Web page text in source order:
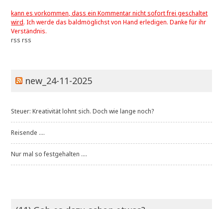
kann es vorkommen, dass ein Kommentar nicht sofort frei geschaltet
wird. Ich werde das baldmöglichst von Hand erledigen. Danke für ihr
Verständnis.
rss rss
new_24-11-2025
Steuer: Kreativität lohnt sich. Doch wie lange noch?
Reisende ....
Nur mal so festgehalten ....